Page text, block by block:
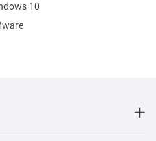
10